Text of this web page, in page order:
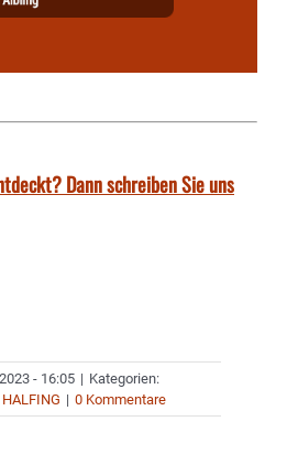
Dann schreiben Sie uns
- 16:05 | Kategorien:
HALFING | 0 Kommentare